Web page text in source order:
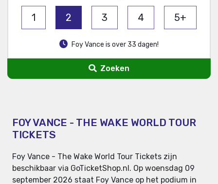
1 2 3 4 5+
Foy Vance is over 33 dagen!
Zoeken
FOY VANCE - THE WAKE WORLD TOUR
TICKETS
Foy Vance - The Wake World Tour Tickets zijn
beschikbaar via GoTicketShop.nl. Op woensdag 09
september 2026 staat Foy Vance op het podium in